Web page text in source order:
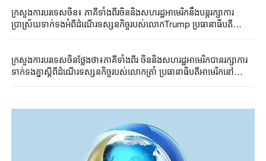
ក្រសួងការបរទេសចិន៖ ភាគីទាំងពីរចិននិងសហរដ្ឋអាមេរិកនឹងបន្តរក្សាការ
ប្រាស្រ័យទាក់ទងអំពីដំណើរទស្សនកិច្ចរបស់លោកTrump ប្រធានាធិបតី
ក្រសួងការបរទេសចិនថ្លែងថា៖ភាគីទាំងពីរ ចិននិងសហរដ្ឋអាមេរិកបានរក្សាការ
ទាក់ទងគ្នាស្តីពីដំណើរទស្សនកិច្ចរបស់លោកត្រាំ ប្រធានាធិបតីអាមេរិកនៅ